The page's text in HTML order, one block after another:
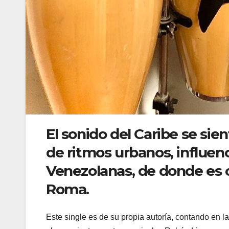
El sonido del Caribe se
de ritmos urbanos,
Venezolanas, de donde
Roma.
Este single es de su propia autoría, contando